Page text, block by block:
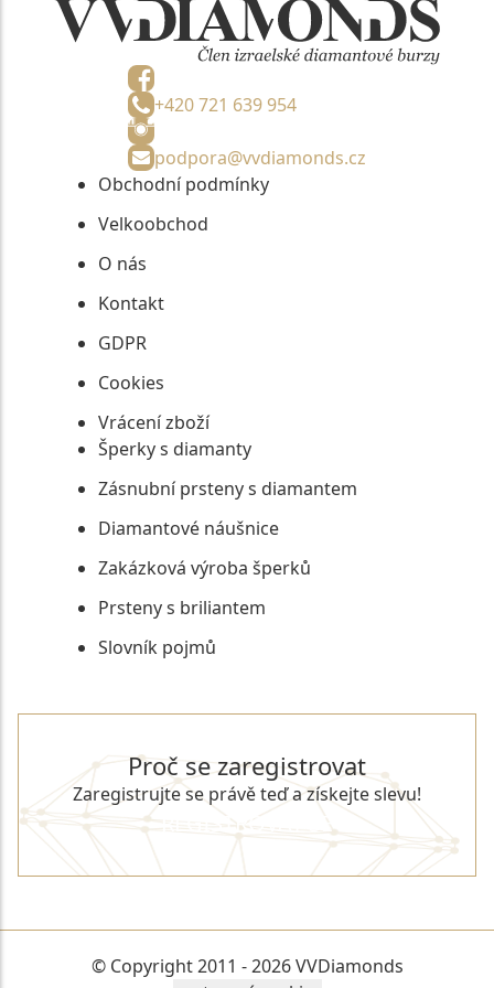
+420 721 639 954
podpora@vvdiamonds.cz
Obchodní podmínky
Velkoobchod
O nás
Kontakt
GDPR
Cookies
Vrácení zboží
Šperky s diamanty
Zásnubní prsteny s diamantem
Diamantové náušnice
Zakázková výroba šperků
Prsteny s briliantem
Slovník pojmů
Proč se zaregistrovat
Zaregistrujte se právě teď a získejte slevu!
REGISTROVAT SE
© Copyright 2011 - 2026 VVDiamonds